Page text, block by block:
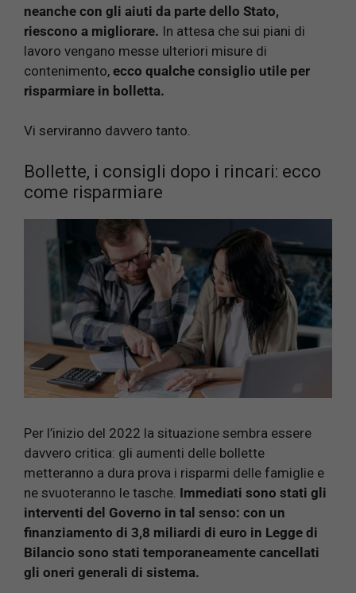
neanche con gli aiuti da parte dello Stato,
riescono a migliorare. In attesa che sui piani di
lavoro vengano messe ulteriori misure di
contenimento, ecco qualche consiglio utile per
risparmiare in bolletta.
Vi serviranno davvero tanto.
Bollette, i consigli dopo i rincari: ecco
come risparmiare
Per l’inizio del 2022 la situazione sembra essere
davvero critica: gli aumenti delle bollette
metteranno a dura prova i risparmi delle famiglie e
ne svuoteranno le tasche. Immediati sono stati gli
interventi del Governo in tal senso: con un
finanziamento di 3,8 miliardi di euro in Legge di
Bilancio sono stati temporaneamente cancellati
gli oneri generali di sistema.